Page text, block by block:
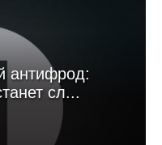
антифрод:
сл...